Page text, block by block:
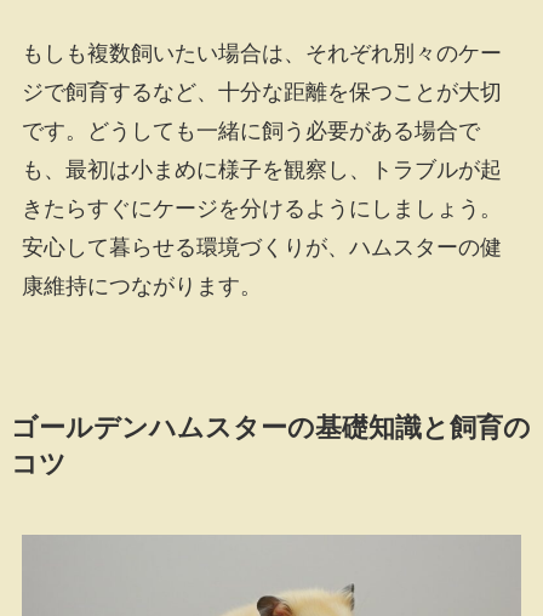
もしも複数飼いたい場合は、それぞれ別々のケー
ジで飼育するなど、十分な距離を保つことが大切
です。どうしても一緒に飼う必要がある場合で
も、最初は小まめに様子を観察し、トラブルが起
きたらすぐにケージを分けるようにしましょう。
安心して暮らせる環境づくりが、ハムスターの健
康維持につながります。
ゴールデンハムスターの基礎知識と飼育の
コツ